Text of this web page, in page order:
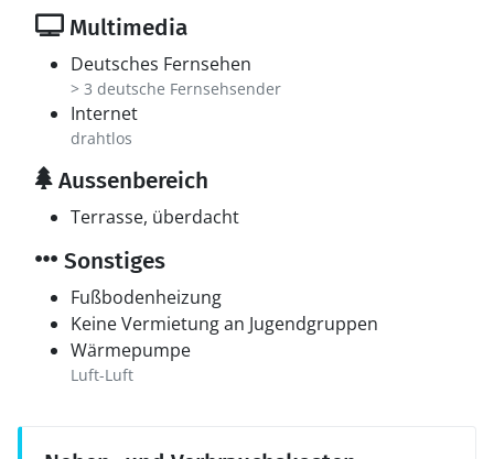
Multimedia
Deutsches Fernsehen
> 3 deutsche Fernsehsender
Internet
drahtlos
Aussenbereich
Terrasse, überdacht
Sonstiges
Fußbodenheizung
Keine Vermietung an Jugendgruppen
Wärmepumpe
Luft-Luft